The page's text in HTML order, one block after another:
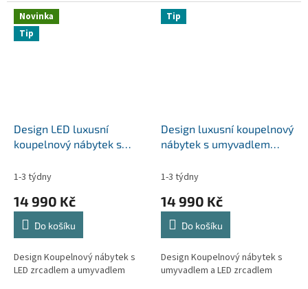
Novinka
Tip
Design LED luxusní
koupelnový nábytek s
vel.60-80cm
1-3 týdny
14 990 Kč
Do košíku
Design Koupelnový nábytek s
LED zrcadlem a umyvadlem
Tip
Design luxusní koupelnový
nábytek s umyvadlem
1-3 týdny
14 990 Kč
Do košíku
Design Koupelnový nábytek s
umyvadlem a LED zrcadlem